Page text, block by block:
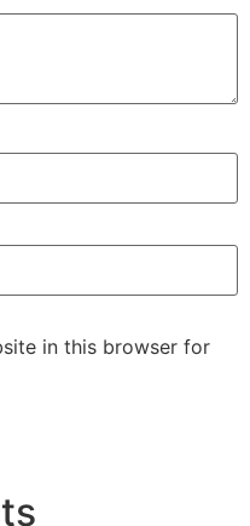
in this browser for